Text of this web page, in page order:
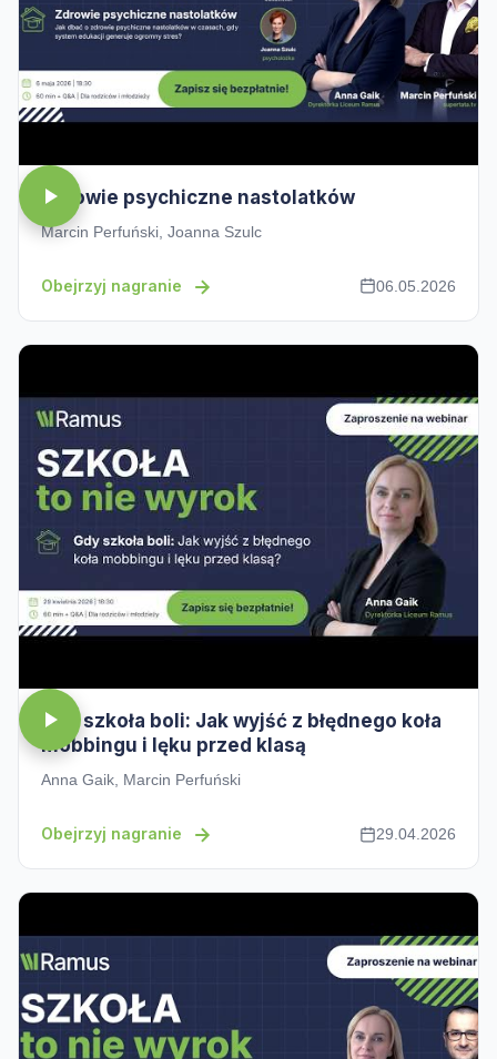
Zdrowie psychiczne nastolatków
Marcin Perfuński, Joanna Szulc
Obejrzyj nagranie 06.05.2026
Gdy szkoła boli: Jak wyjść z błędnego koła
mobbingu i lęku przed klasą
Anna Gaik, Marcin Perfuński
Obejrzyj nagranie 29.04.2026